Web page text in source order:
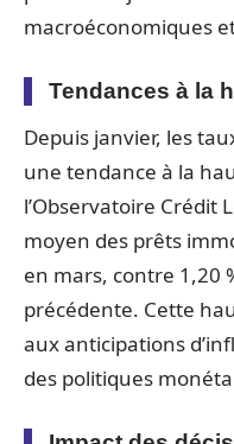
macroéconomiques
Tendances à la
Depuis janvier, les
une tendance à la
l’Observatoire Crédit
moyen des prêts
en mars, contre 1,20
précédente. Cette
aux anticipations
des politiques